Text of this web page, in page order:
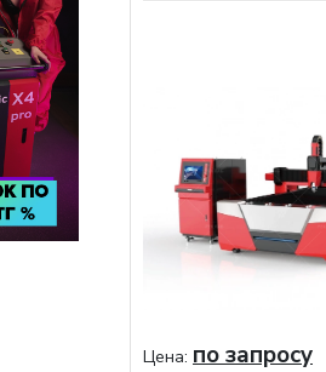
Цена: по запросу